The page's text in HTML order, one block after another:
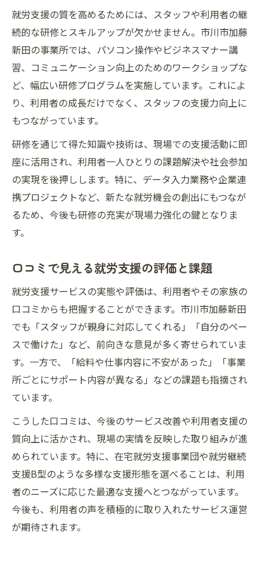
就労支援の質を高めるためには、スタッフや利用者の継
続的な研修とスキルアップが欠かせません。市川市加藤
新田の事業所では、パソコン操作やビジネスマナー講
習、コミュニケーション向上のためのワークショップな
ど、幅広い研修プログラムを実施しています。これによ
り、利用者の成長だけでなく、スタッフの支援力向上に
もつながっています。
研修を通じて得た知識や技術は、現場での支援活動に即
座に活用され、利用者一人ひとりの課題解決や社会参加
の実現を後押しします。特に、データ入力業務や企業連
携プロジェクトなど、新たな就労機会の創出にもつなが
るため、今後も研修の充実が現場力強化の鍵となりま
す。
口コミで見える就労支援の評価と課題
就労支援サービスの実態や評価は、利用者やその家族の
口コミからも把握することができます。市川市加藤新田
でも「スタッフが親身に対応してくれる」「自分のペー
スで働けた」など、前向きな意見が多く寄せられていま
す。一方で、「給料や仕事内容に不安があった」「事業
所ごとにサポート内容が異なる」などの課題も指摘され
ています。
こうした口コミは、今後のサービス改善や利用者支援の
質向上に活かされ、現場の実情を反映した取り組みが進
められています。特に、在宅就労支援事業団や就労継続
支援B型のような多様な支援形態を選べることは、利用
者のニーズに応じた最適な支援へとつながっています。
今後も、利用者の声を積極的に取り入れたサービス運営
が期待されます。